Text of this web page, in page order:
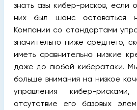
знать азы кибер-рисков, если
них был шанс оставаться
Компании со стандартами
значительно ниже среднего,
иметь сравнительно низкие
даже до любой кибератаки.
больше внимания на низкое
управления кибер-
отсутствие его базовых